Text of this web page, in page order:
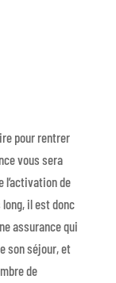
pour rentrer
vous sera
l’activation de
il est donc
assurance qui
son séjour, et
de